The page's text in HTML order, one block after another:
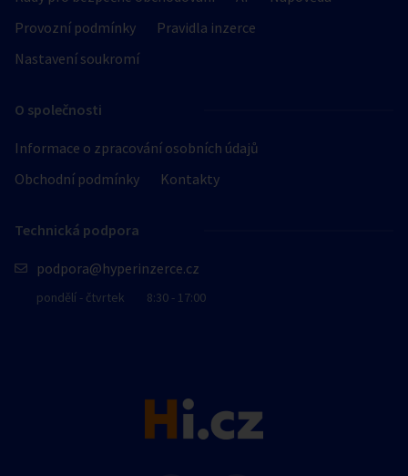
Provozní podmínky
Pravidla inzerce
Nastavení soukromí
O společnosti
Informace o zpracování osobních údajů
Obchodní podmínky
Kontakty
Technická podpora
podpora@hyperinzerce.cz
pondělí - čtvrtek 8:30 - 17:00